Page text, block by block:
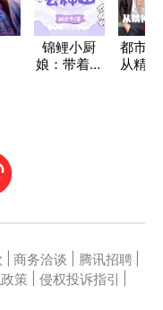
锦鲤小厨
娘：带着超
都市
从精
商务洽谈 腾讯招聘
策 侵权投诉指引